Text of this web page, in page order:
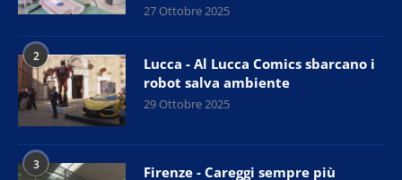
27 Ottobre 2025
2
Lucca - Al Lucca Comics sbarcano i
robot salva ambiente
29 Ottobre 2025
3
Firenze - Careggi sempre più